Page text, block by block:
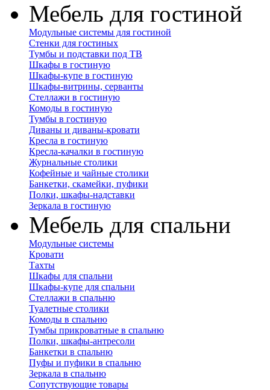
Мебель для гостиной
Модульные системы для гостиной
Стенки для гостиных
Тумбы и подставки под ТВ
Шкафы в гостиную
Шкафы-купе в гостиную
Шкафы-витрины, серванты
Стеллажи в гостиную
Комоды в гостиную
Тумбы в гостиную
Диваны и диваны-кровати
Кресла в гостиную
Кресла-качалки в гостиную
Журнальные столики
Кофейные и чайные столики
Банкетки, скамейки, пуфики
Полки, шкафы-надставки
Зеркала в гостиную
Мебель для спальни
Модульные системы
Кровати
Тахты
Шкафы для спальни
Шкафы-купе для спальни
Стеллажи в спальню
Туалетные столики
Комоды в спальню
Тумбы прикроватные в спальню
Полки, шкафы-антресоли
Банкетки в спальню
Пуфы и пуфики в спальню
Зеркала в спальню
Сопутствующие товары